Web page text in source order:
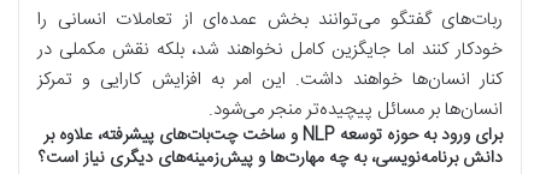
ربات‌های گفتگو می‌توانند بخش عمده‌ای از تعاملات انسانی را
خودکار کنند اما جایگزین کامل نخواهند شد، بلکه نقش مکملی در
کنار انسان‌ها خواهند داشت. این امر به افزایش کارایی و تمرکز
انسان‌ها بر مسائل پیچیده‌تر منجر می‌شود.
برای ورود به حوزه توسعه NLP و ساخت چت‌بات‌های پیشرفته، علاوه بر
دانش برنامه‌نویسی، به چه مهارت‌ها و پیش‌زمینه‌های دیگری نیاز است؟